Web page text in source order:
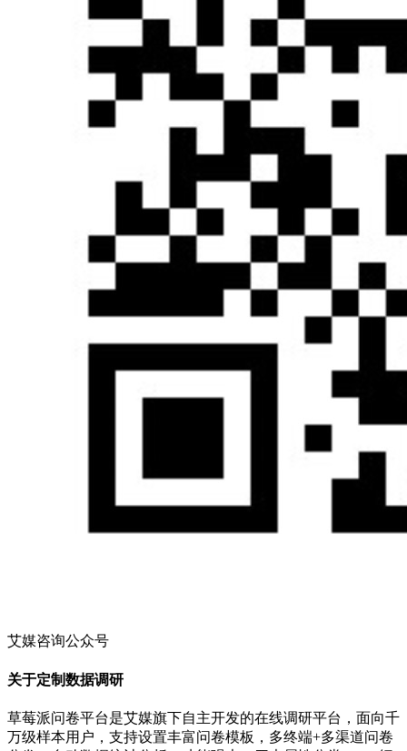
艾媒咨询公众号
关于定制数据调研
草莓派问卷平台是艾媒旗下自主开发的在线调研平台，面向千
万级样本用户，支持设置丰富问卷模板，多终端+多渠道问卷